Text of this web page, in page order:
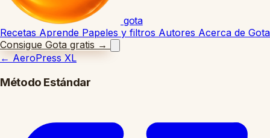
gota
Recetas Aprende Papeles y filtros Autores Acerca de Gota
Consigue Gota gratis →
← AeroPress XL
Método Estándar